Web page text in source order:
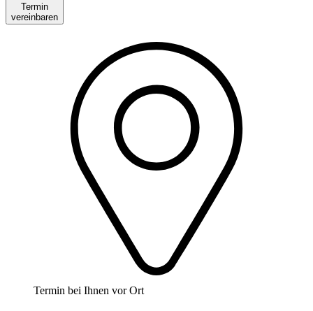
Termin
vereinbaren
Termin bei Ihnen vor Ort